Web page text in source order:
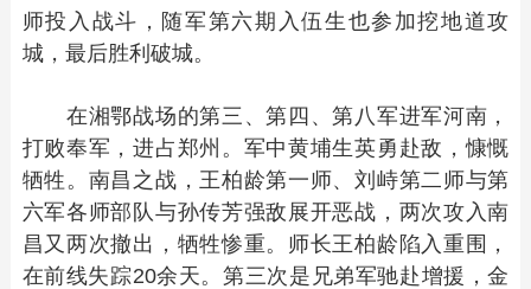
师投入战斗，随军第六期入伍生也参加挖地道攻
城，最后胜利破城。
在湘鄂战场的第三、第四、第八军进军河南，
打败奉军，进占郑州。军中黄埔生英勇赴敌，慷慨
牺牲。南昌之战，王柏龄第一师、刘峙第二师与第
六军各师部队与孙传芳强敌展开恶战，两次攻入南
昌又两次撤出，牺牲惨重。师长王柏龄陷入重围，
在前线失踪20余天。第三次是兄弟军驰赴增援，金